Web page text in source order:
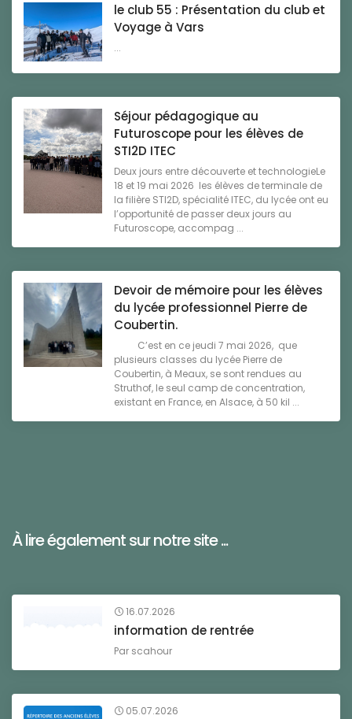
le club 55 : Présentation du club et
Voyage à Vars
...
Séjour pédagogique au
Futuroscope pour les élèves de
STI2D ITEC
Deux jours entre découverte et technologieLe
18 et 19 mai 2026 les élèves de terminale de
la filière STI2D, spécialité ITEC, du lycée ont eu
l’opportunité de passer deux jours au
Futuroscope, accompag ...
Devoir de mémoire pour les élèves
du lycée professionnel Pierre de
Coubertin.
C’est en ce jeudi 7 mai 2026, que
plusieurs classes du lycée Pierre de
Coubertin, à Meaux, se sont rendues au
Struthof, le seul camp de concentration,
existant en France, en Alsace, à 50 kil ...
À lire également sur notre site ...
16.07.2026
information de rentrée
Par scahour
05.07.2026